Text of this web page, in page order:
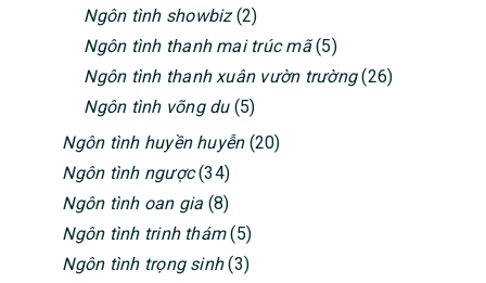
Ngôn tình showbiz(2)
Ngôn tình thanh mai trúc mã(5)
Ngôn tình thanh xuân vườn trường(26)
Ngôn tình võng du(5)
Ngôn tình huyền huyễn(20)
Ngôn tình ngược(34)
Ngôn tình oan gia (8)
Ngôn tình trinh thám(5)
Ngôn tình trọng sinh(3)